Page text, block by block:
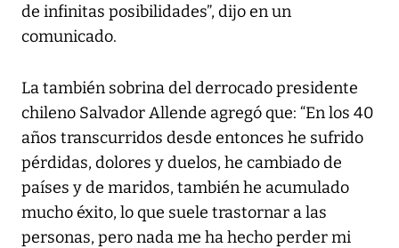
de infinitas posibilidades”, dijo en un
comunicado.
La también sobrina del derrocado presidente
chileno Salvador Allende agregó que: “En los 40
años transcurridos desde entonces he sufrido
pérdidas, dolores y duelos, he cambiado de
países y de maridos, también he acumulado
mucho éxito, lo que suele trastornar a las
personas, pero nada me ha hecho perder mi